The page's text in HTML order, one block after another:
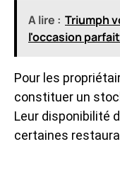
A lire : Triumph
l'occasion
Pour les
constituer un
Leur disponibilité
certaines